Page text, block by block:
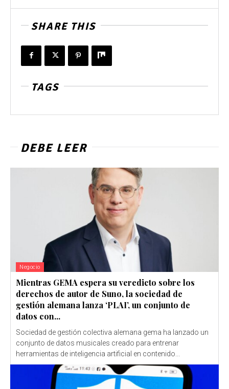
SHARE THIS
TAGS
DEBE LEER
Negocio
Mientras GEMA espera su veredicto sobre los
derechos de autor de Suno, la sociedad de
gestión alemana lanza ‘PLAI’, un conjunto de
datos con...
Sociedad de gestión colectiva alemana gema ha lanzado un
conjunto de datos musicales creado para entrenar
herramientas de inteligencia artificial en contenido...